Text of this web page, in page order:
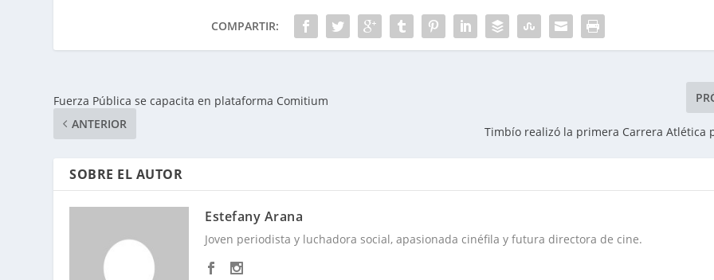
COMPARTIR:
Fuerza Pública se capacita en plataforma Comitium
ANTERIOR
Timbío realizó la primera Carrera Atlética
SOBRE EL AUTOR
Estefany Arana
Joven periodista y luchadora social, apasionada cinéfila y futura directora de cine.